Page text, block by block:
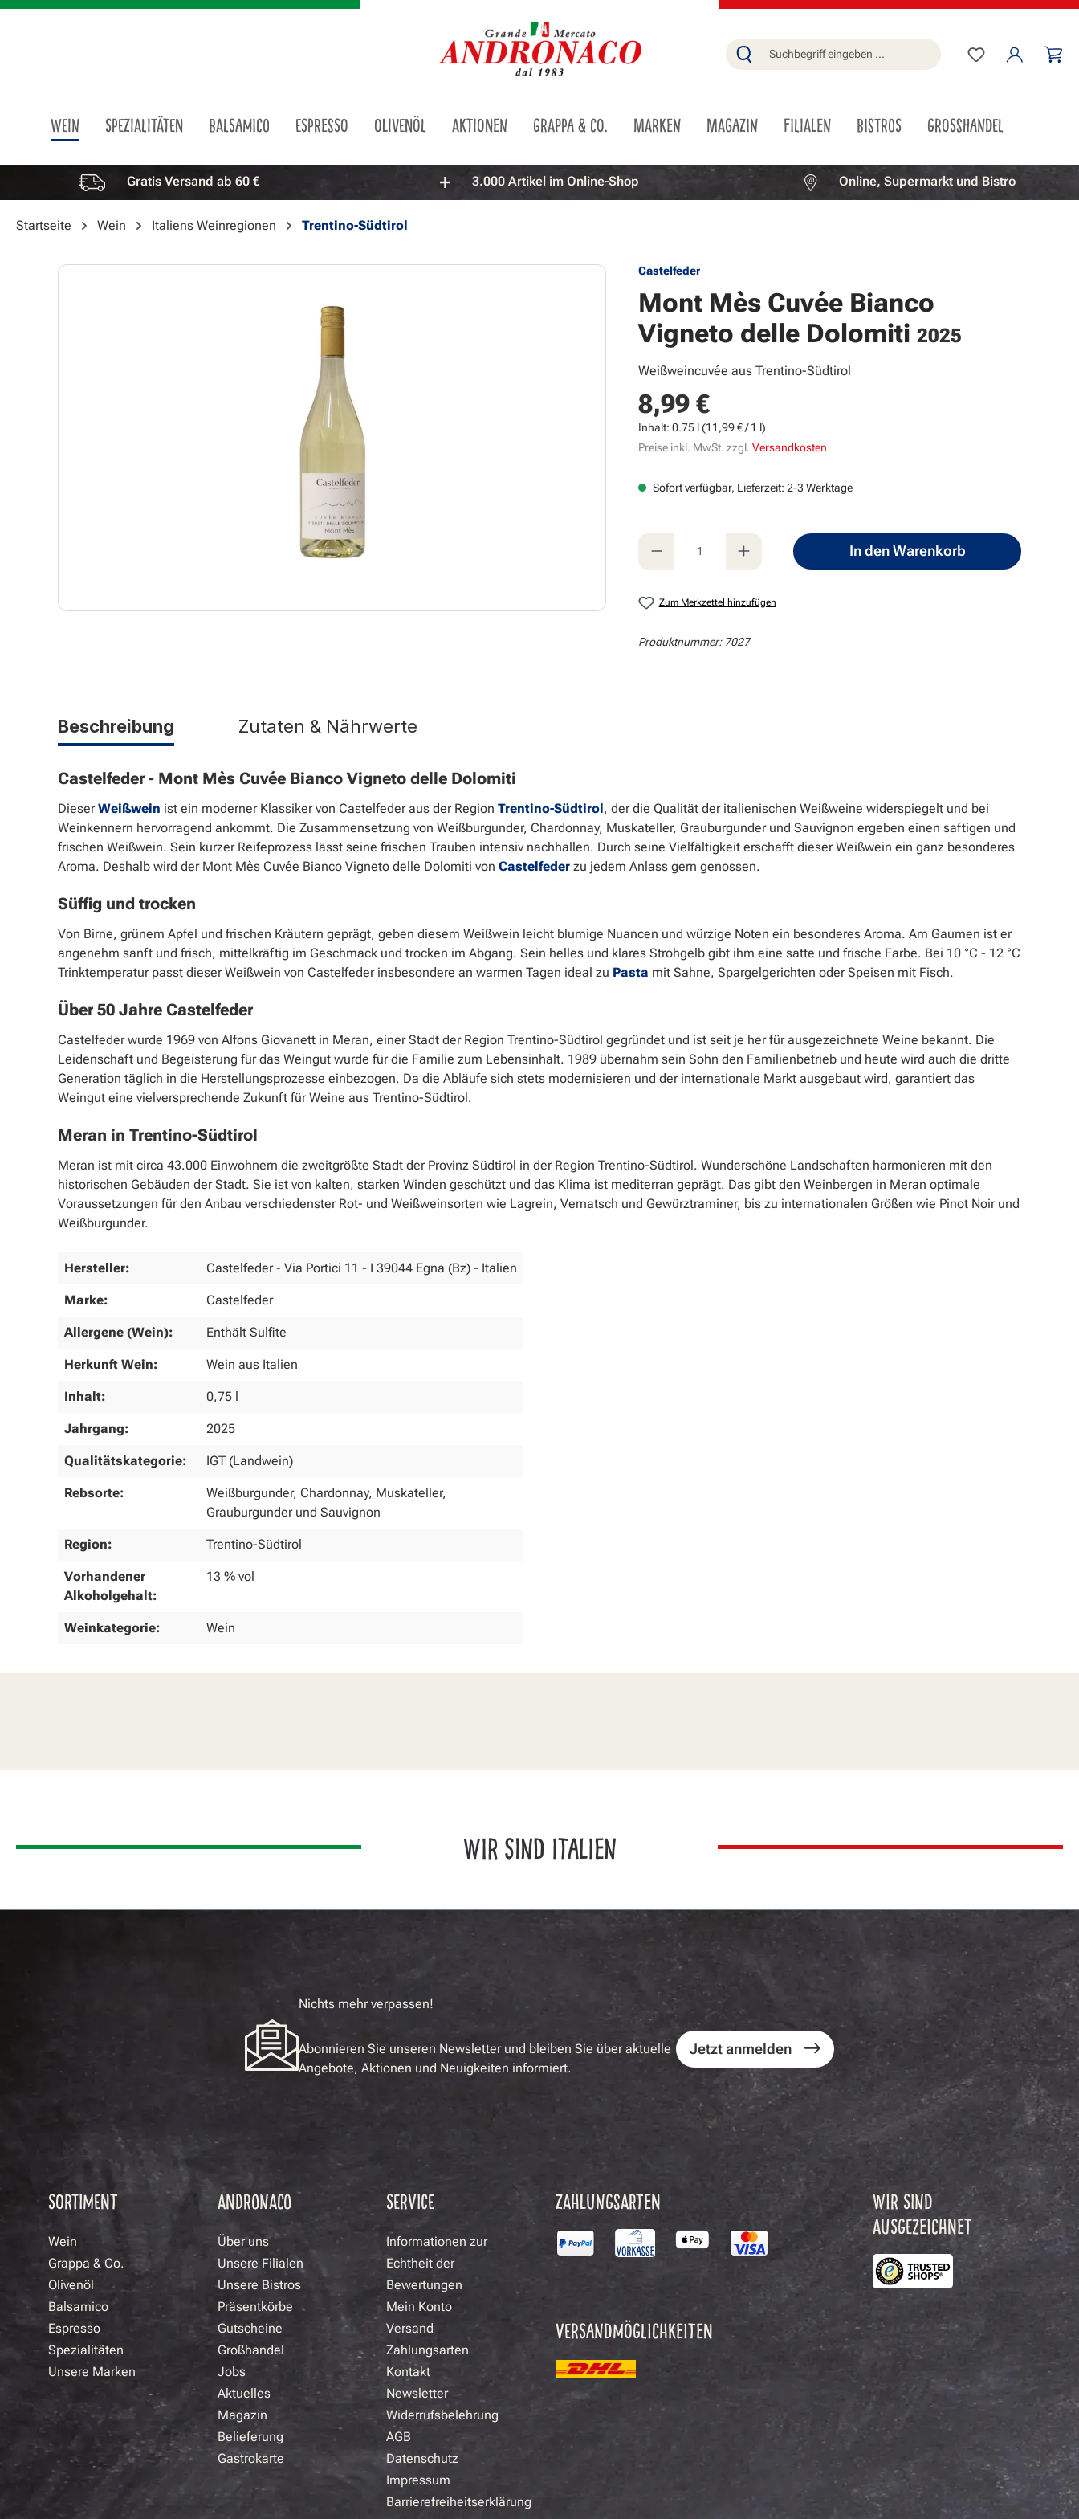
Du hast 0
WEIN SPEZIALITÄTEN BALSAMICO ESPRESSO OLIVENÖL AKTIONEN GRAPPA & CO. MARKEN MAGAZIN FILIALEN BISTROS GROSSHANDEL
Vorteile überspringen Gratis Versand ab 60 € 3.000 Artikel im Online-Shop Online, Supermarkt und Bistro
Startseite Wein Italiens Weinregionen Trentino-Südtirol
Bildergalerie überspringen Castelfeder
Mont Mès Cuvée Bianco
Vigneto delle Dolomiti2025
Weißweincuvée aus Trentino-Südtirol
Regulärer Preis:
8,99 €
Inhalt:0.75 l(11,99 € / 1 l)
Preise inkl. MwSt. zzgl.Versandkosten
Sofort verfügbar, Lieferzeit: 2-3 Werktage
Produkt Anzahl: Gib den gewünschten Wert ein
In den Warenkorb
Zum Merkzettel hinzufügen
Produktnummer: 7027
Beschreibung Zutaten & Nährwerte
Castelfeder - Mont Mès Cuvée Bianco Vigneto delle Dolomiti
Dieser Weißwein ist ein moderner Klassiker von Castelfeder aus der Region Trentino-Südtirol, der die Qualität der italienischen Weißweine widerspiegelt und bei
Weinkennern hervorragend ankommt. Die Zusammensetzung von Weißburgunder, Chardonnay, Muskateller, Grauburgunder und Sauvignon ergeben einen saftigen und
frischen Weißwein. Sein kurzer Reifeprozess lässt seine frischen Trauben intensiv nachhallen. Durch seine Vielfältigkeit erschafft dieser Weißwein ein ganz besonderes
Aroma. Deshalb wird der Mont Mès Cuvée Bianco Vigneto delle Dolomiti von Castelfeder zu jedem Anlass gern genossen.
Süffig und trocken
Von Birne, grünem Apfel und frischen Kräutern geprägt, geben diesem Weißwein leicht blumige Nuancen und würzige Noten ein besonderes Aroma. Am Gaumen ist er
angenehm sanft und frisch, mittelkräftig im Geschmack und trocken im Abgang. Sein helles und klares Strohgelb gibt ihm eine satte und frische Farbe. Bei 10 °C - 12 °C
Trinktemperatur passt dieser Weißwein von Castelfeder insbesondere an warmen Tagen ideal zu Pasta mit Sahne, Spargelgerichten oder Speisen mit Fisch.
Über 50 Jahre Castelfeder
Castelfeder wurde 1969 von Alfons Giovanett in Meran, einer Stadt der Region Trentino-Südtirol gegründet und ist seit je her für ausgezeichnete Weine bekannt. Die
Leidenschaft und Begeisterung für das Weingut wurde für die Familie zum Lebensinhalt. 1989 übernahm sein Sohn den Familienbetrieb und heute wird auch die dritte
Generation täglich in die Herstellungsprozesse einbezogen. Da die Abläufe sich stets modernisieren und der internationale Markt ausgebaut wird, garantiert das
Weingut eine vielversprechende Zukunft für Weine aus Trentino-Südtirol.
Meran in Trentino-Südtirol
Meran ist mit circa 43.000 Einwohnern die zweitgrößte Stadt der Provinz Südtirol in der Region Trentino-Südtirol. Wunderschöne Landschaften harmonieren mit den
historischen Gebäuden der Stadt. Sie ist von kalten, starken Winden geschützt und das Klima ist mediterran geprägt. Das gibt den Weinbergen in Meran optimale
Voraussetzungen für den Anbau verschiedenster Rot- und Weißweinsorten wie Lagrein, Vernatsch und Gewürztraminer, bis zu internationalen Größen wie Pinot Noir und
Weißburgunder.
Hersteller: Castelfeder - Via Portici 11 - I 39044 Egna (Bz) - Italien
Marke: Castelfeder
Allergene (Wein): Enthält Sulfite
Herkunft Wein: Wein aus Italien
Inhalt: 0,75 l
Jahrgang: 2025
Qualitätskategorie: IGT (Landwein)
Rebsorte:
Weißburgunder, Chardonnay, Muskateller,
Grauburgunder und Sauvignon
Region: Trentino-Südtirol
Vorhandener
Alkoholgehalt:
13 % vol
Weinkategorie: Wein
WIR SIND ITALIEN
Nichts mehr verpassen!
Abonnieren Sie unseren Newsletter und bleiben Sie über aktuelle
Angebote, Aktionen und Neuigkeiten informiert.
Jetzt anmelden
SORTIMENT
Wein
Grappa & Co.
Olivenöl
Balsamico
Espresso
Spezialitäten
Unsere Marken
ANDRONACO
Über uns
Unsere Filialen
Unsere Bistros
Präsentkörbe
Gutscheine
Großhandel
Jobs
Aktuelles
Magazin
Belieferung
Gastrokarte
SERVICE
Informationen zur
Echtheit der
Bewertungen
Mein Konto
Versand
Zahlungsarten
Kontakt
Newsletter
Widerrufsbelehrung
AGB
Datenschutz
Impressum
Barrierefreiheitserklärung
ZAHLUNGSARTEN
VERSANDMÖGLICHKEITEN
WIR SIND
AUSGEZEICHNET